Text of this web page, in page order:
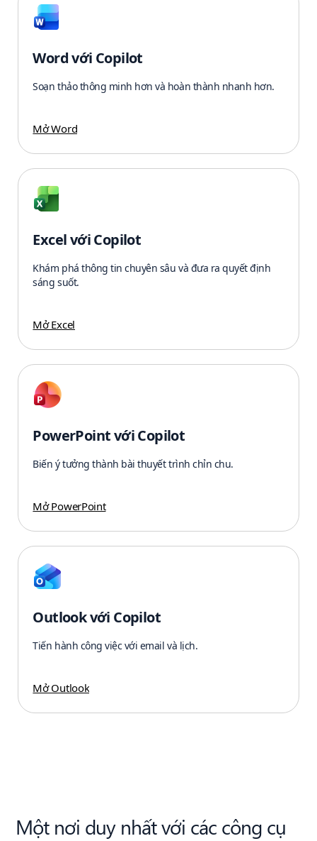
Word với Copilot
Soạn thảo thông minh hơn và hoàn thành nhanh hơn.
Mở Word
Excel với Copilot
Khám phá thông tin chuyên sâu và đưa ra quyết định
sáng suốt.
Mở Excel
PowerPoint với Copilot
Biến ý tưởng thành bài thuyết trình chỉn chu.
Mở PowerPoint
Outlook với Copilot
Tiến hành công việc với email và lịch.
Mở Outlook
Một nơi duy nhất với các công cụ